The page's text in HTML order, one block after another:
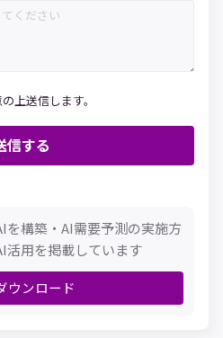
上送信します。
を構築・AI需要予測の実施方
活用を掲載しています
ウンロード